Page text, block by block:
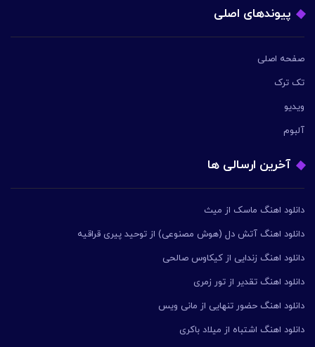
پیوندهای اصلی
صفحه اصلی
تک ترک
ویدیو
آلبوم
آخرین ارسالی ها
دانلود اهنگ ماسک از میث
دانلود اهنگ آتش دل (هوش مصنوعی) از توحید پیری قراقیه
دانلود اهنگ زندایی از کیکاوس صالحی
دانلود اهنگ تقدیر از تور زمری
دانلود اهنگ حضور تنهایی از مانی ویس
دانلود اهنگ اشتباه از میلاد باکری